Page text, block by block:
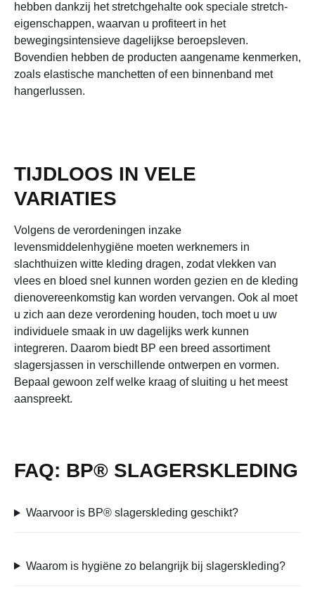
hebben dankzij het stretchgehalte ook speciale stretch-
eigenschappen, waarvan u profiteert in het
bewegingsintensieve dagelijkse beroepsleven.
Bovendien hebben de producten aangename kenmerken,
zoals elastische manchetten of een binnenband met
hangerlussen.
TIJDLOOS IN VELE
VARIATIES
Volgens de verordeningen inzake
levensmiddelenhygiëne moeten werknemers in
slachthuizen witte kleding dragen, zodat vlekken van
vlees en bloed snel kunnen worden gezien en de kleding
dienovereenkomstig kan worden vervangen. Ook al moet
u zich aan deze verordening houden, toch moet u uw
individuele smaak in uw dagelijks werk kunnen
integreren. Daarom biedt BP een breed assortiment
slagersjassen in verschillende ontwerpen en vormen.
Bepaal gewoon zelf welke kraag of sluiting u het meest
aanspreekt.
FAQ: BP® SLAGERSKLEDING
Waarvoor is BP® slagerskleding geschikt?
Waarom is hygiëne zo belangrijk bij slagerskleding?